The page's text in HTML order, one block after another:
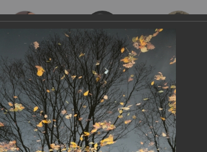
Эстрадные песни Духовная музыка Классическая музыка
Фотоработы